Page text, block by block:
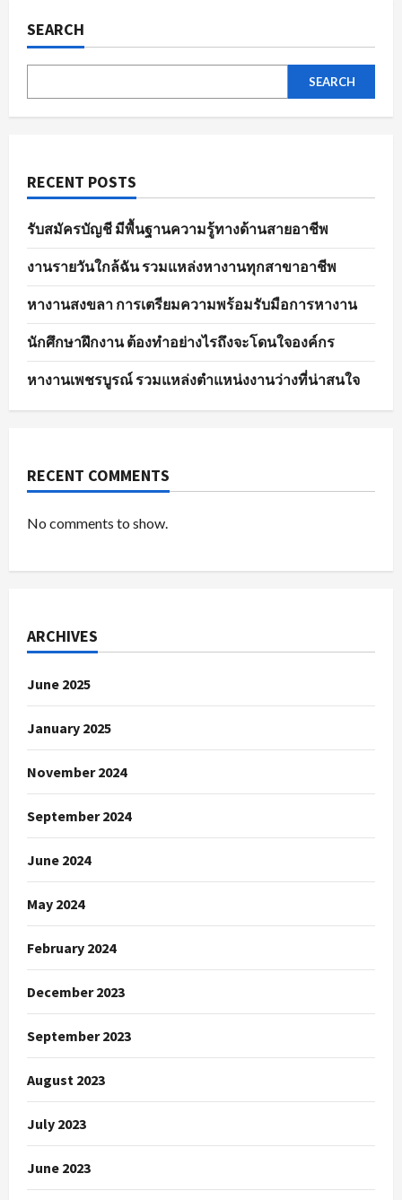
ใน
SEARCH
SEARCH
RECENT POSTS
รับสมัครบัญชี มีพื้นฐานความรู้ทางด้านสายอาชีพ
งานรายวันใกล้ฉัน รวมแหล่งหางานทุกสาขาอาชีพ
หางานสงขลา การเตรียมความพร้อมรับมือการหางาน
นักศึกษาฝึกงาน ต้องทำอย่างไรถึงจะโดนใจองค์กร
หางานเพชรบูรณ์ รวมแหล่งตำแหน่งงานว่างที่น่าสนใจ
RECENT COMMENTS
No comments to show.
ARCHIVES
June 2025
January 2025
November 2024
September 2024
June 2024
May 2024
February 2024
December 2023
September 2023
August 2023
July 2023
June 2023